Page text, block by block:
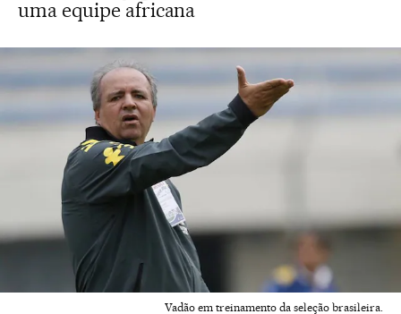
uma equipe africana
Vadão em treinamento da seleção brasileira.